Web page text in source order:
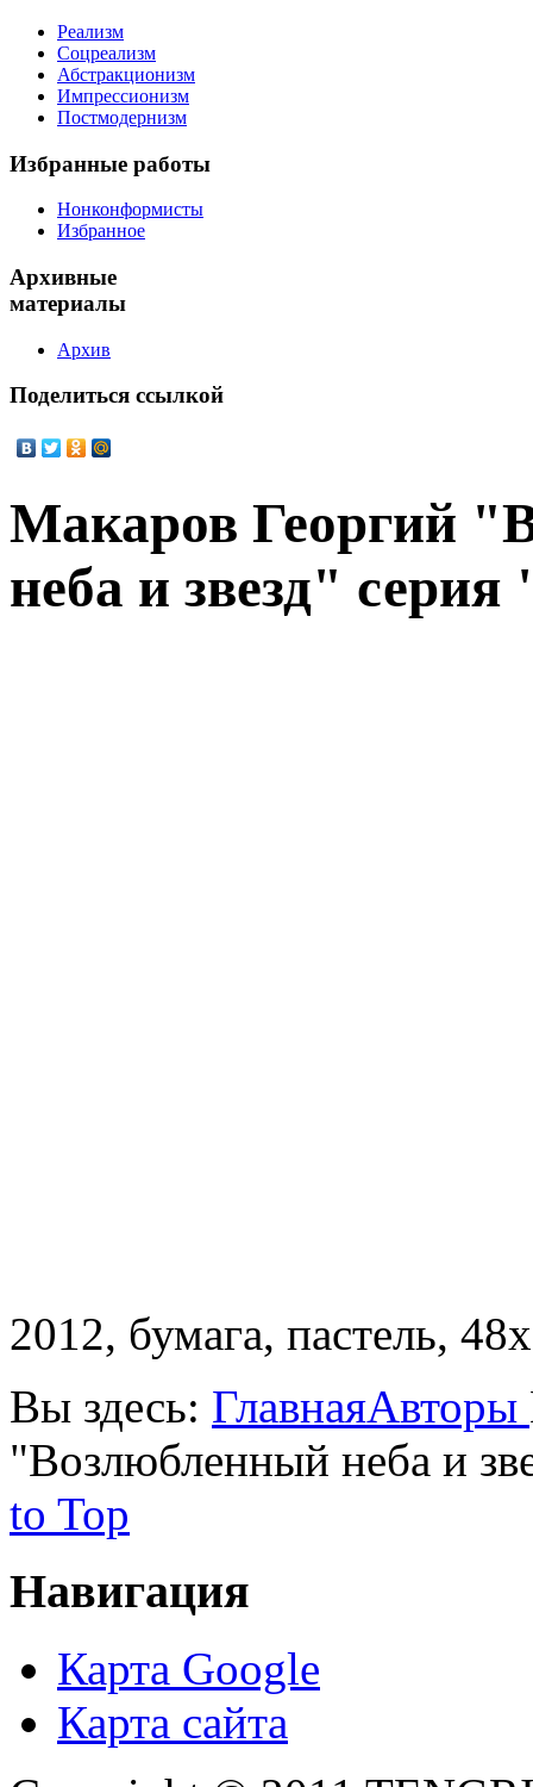
Реализм
Соцреализм
Абстракционизм
Импрессионизм
Постмодернизм
Избранные работы
Нонконформисты
Избранное
Архивные
материалы
Архив
Поделиться ссылкой
Макаров Георгий
неба и звезд"
2012, бумага, пастель,
Вы здесь: ГлавнаяАвторы
"Возлюбленный неба и
to Top
Навигация
Карта Google
Карта сайта